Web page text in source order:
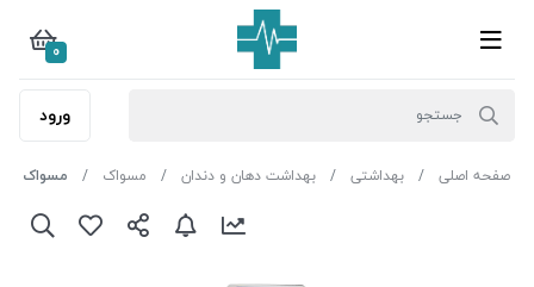
0
ورود
صفحه اصلی بهداشتی بهداشت دهان و دندان مسواک مسواک وی